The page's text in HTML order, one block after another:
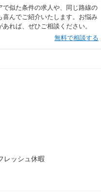
で似た条件の求人や、同じ路線の
喜んでご紹介いたします。お悩み
あれば、ぜひご相談ください。
無料で相談する
ッシュ休暇